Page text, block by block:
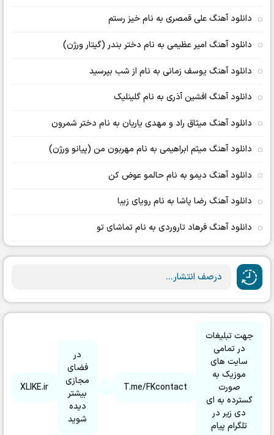
دانلود آهنگ علی قمصری به نام خیز رستم
دانلود آهنگ امیر عظیمی به نام دختر بندر (گیتار ورژن)
دانلود آهنگ یوسف زمانی به نام از شب بپرسید
دانلود آهنگ افشین آذری به نام گلینلیک
دانلود آهنگ میثاق راد و مهدی یاریان به نام دختر شمرون
دانلود آهنگ میثم ابراهیمی به نام مهربون من (پیانو ورژن)
دانلود آهنگ دیمو به نام حالمو عوض کن
دانلود آهنگ رضا پاشا به نام رویای زیبا
دانلود آهنگ فرهاد تاروردی به نام تماشای تو
درصف انتشار...
جهت تبلیغات
در تمامی
سایت های
موزیک به
صورت
گسترده به ای
دی زیر در
تلگرام پیام
T.me/FKcontact
در
فضای
مجازی
بیشتر
دیده
شوید
XLIKE.ir